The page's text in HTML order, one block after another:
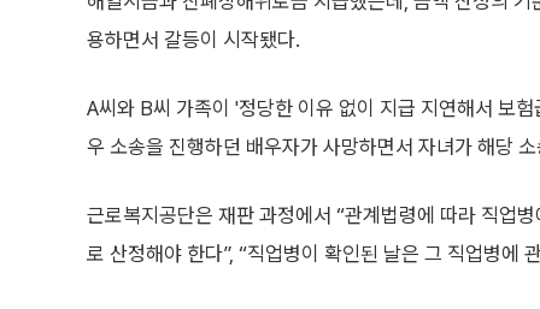
용하면서 갈등이 시작됐다.
A씨와 B씨 가족이 '정당한 이유 없이 지급 지연해서 보
우 소송을 진행하던 배우자가 사망하면서 자녀가 해당
근로복지공단은 재판 과정에서 “관계법령에 따라 직업
로 산정해야 한다”, “직업병이 확인된 날은 그 직업병에